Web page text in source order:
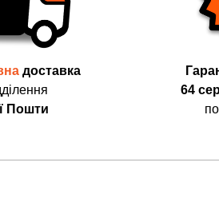
64
доставка
Пошти